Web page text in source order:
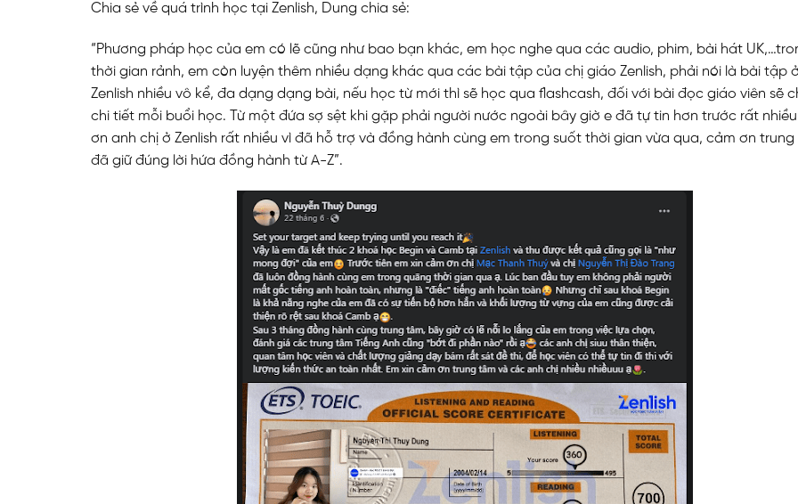
Chia sẻ về quá trình học tại Zenlish, Dung chia sẻ:
“Phương pháp học của em có lẽ cũng như bao bạn khác, em học nghe qua các audio, phim, bài hát
thời gian rảnh, em còn luyện thêm nhiều dạng khác qua các bài tập của chị giáo Zenlish, phải nói là bài tập
Zenlish nhiều vô kể, đa dạng dạng bài, nếu học từ mới thì sẽ học qua flashcash, đối với bài đọc giáo viên sẽ
chi tiết mỗi buổi học. Từ một đứa sợ sệt khi gặp phải người nước ngoài bây giờ e đã tự tin hơn trước rất
ơn anh chị ở Zenlish rất nhiều vì đã hỗ trợ và đồng hành cùng em trong suốt thời gian vừa qua, cảm ơn
đã giữ đúng lời hứa đồng hành từ A-Z”.